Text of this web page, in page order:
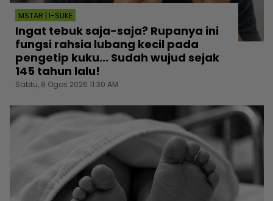
MSTAR | I-SUKE
Ingat tebuk saja-saja? Rupanya ini
fungsi rahsia lubang kecil pada
pengetip kuku... Sudah wujud sejak
145 tahun lalu!
Sabtu, 8 Ogos 2026 11:30 AM